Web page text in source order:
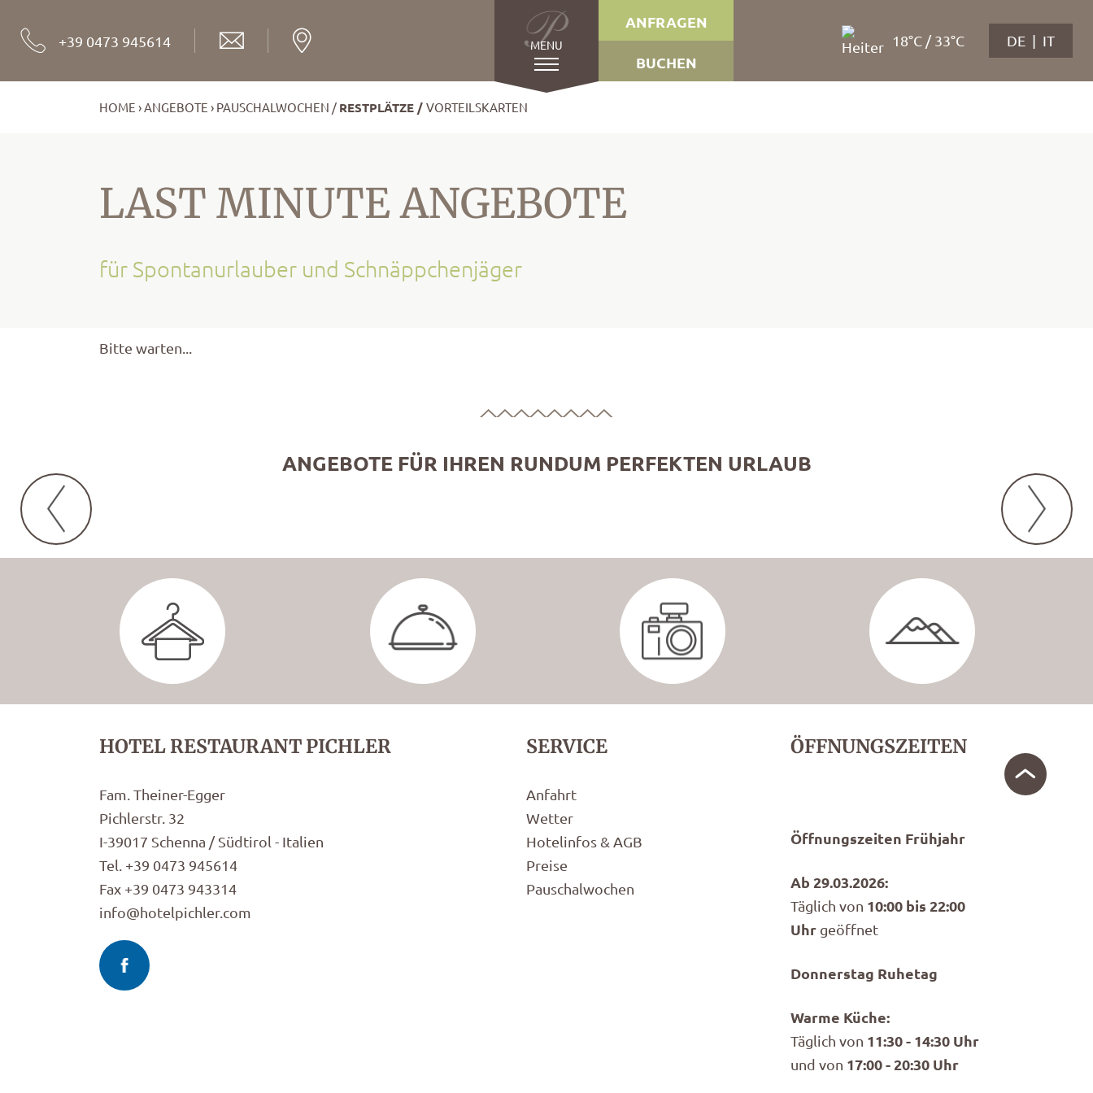
+39 0473 945614 MENU
ANFRAGEN
BUCHEN
18°C / 33°C DE IT
HOME ANGEBOTE PAUSCHALWOCHEN RESTPLÄTZE VORTEILSKARTEN
LAST MINUTE ANGEBOTE
für Spontanurlauber und Schnäppchenjäger
Bitte warten...
ANGEBOTE FÜR IHREN RUNDUM PERFEKTEN URLAUB
HOTEL RESTAURANT PICHLER
Fam. Theiner-Egger
Pichlerstr. 32
I-39017 Schenna / Südtirol - Italien
Tel. +39 0473 945614
Fax +39 0473 943314
info@hotelpichler.com
SERVICE
Anfahrt
Wetter
Hotelinfos & AGB
Preise
Pauschalwochen
ÖFFNUNGSZEITEN
Öffnungszeiten Frühjahr
Ab 29.03.2026:
Täglich von 10:00 bis 22:00
Uhr geöffnet
Donnerstag Ruhetag
Warme Küche:
Täglich von 11:30 - 14:30 Uhr
und von 17:00 - 20:30 Uhr